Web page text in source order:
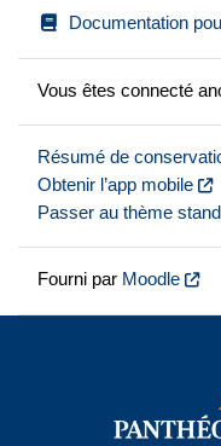
Documentation
Vous êtes connecté
Résumé de
Obtenir l’app mobile
Passer au thème
Fourni par Moodle